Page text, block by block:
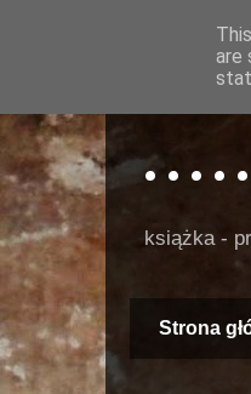
książka -
Strona
are